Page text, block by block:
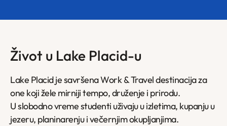
Život u Lake Placid-u
Lake Placid je savršena Work & Travel destinacija za
one koji žele mirniji tempo, druženje i prirodu.
U slobodno vreme studenti uživaju u izletima, kupanju u
jezeru, planinarenju i večernjim okupljanjima.